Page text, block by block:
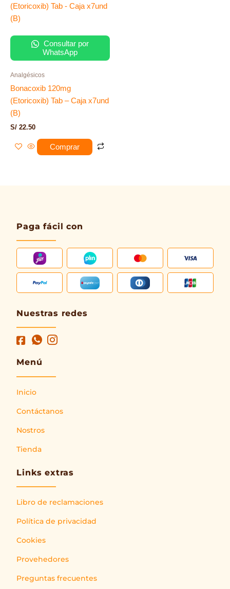
Consultar por
WhatsApp
Analgésicos
Bonacoxib 120mg
(Etoricoxib) Tab – Caja x7und
(B)
S/ 22.50
Comprar
Paga fácil con
Nuestras redes
Menú
Inicio
Contáctanos
Nostros
Tienda
Links extras
Libro de reclamaciones
Política de privacidad
Cookies
Provehedores
Preguntas frecuentes